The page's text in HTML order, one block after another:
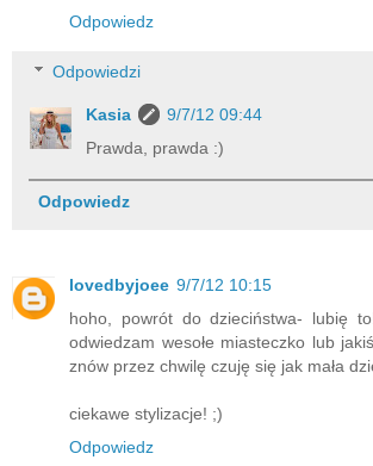
Odpowiedz
Odpowiedzi
Kasia
9/7/12 09:44
Prawda, prawda :)
Odpowiedz
lovedbyjoee 9/7/12 10:15
hoho, powrót do dzieciństwa- lubię
odwiedzam wesołe miasteczko lub
znów przez chwilę czuję się jak mała
ciekawe stylizacje! ;)
Odpowiedz